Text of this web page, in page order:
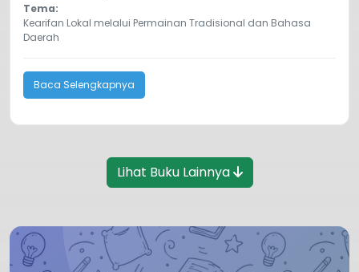
Tema:
Kearifan Lokal melalui Permainan Tradisional dan Bahasa
Daerah
Baca Selengkapnya
Lihat Buku Lainnya